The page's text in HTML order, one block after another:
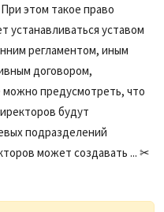
этом такое право
устанавливаться уставом
регламентом, иным
договором,
предусмотреть, что
будут
подразделений
может создавать ... ✂